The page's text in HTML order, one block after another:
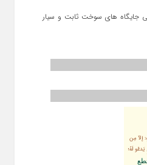
جایگاه‌ های سوخت ثابت و سیار
إلاّ مِن
لَهُ؛